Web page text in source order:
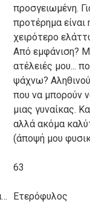
προσγειωμένη.
προτέρημα είναι
χειρότερο
Από εμφάνιση?
ατέλειές μου...
ψάχνω?
που να μπορούν
μιας γυναίκας.
αλλά ακόμα
(άποψή μου
63
Σεξουαλικός προσανατολισμός: Ετερόφυλος